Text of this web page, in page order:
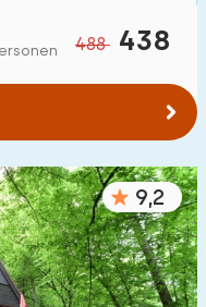
488 438
9,2